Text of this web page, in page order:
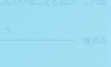
。
株式会